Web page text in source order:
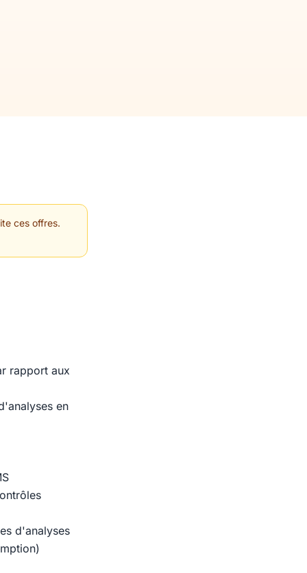
ces offres.
rapport aux
en
d'analyses